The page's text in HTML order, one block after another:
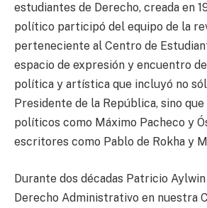
estudiantes de Derecho, creada en
político participó del equipo de la
perteneciente al Centro de
espacio de expresión y encuentro
política y artística que incluyó no
Presidente de la República, sino
políticos como Máximo Pacheco y
escritores como Pablo de Rokha y
Durante dos décadas Patricio
Derecho Administrativo en nuestra